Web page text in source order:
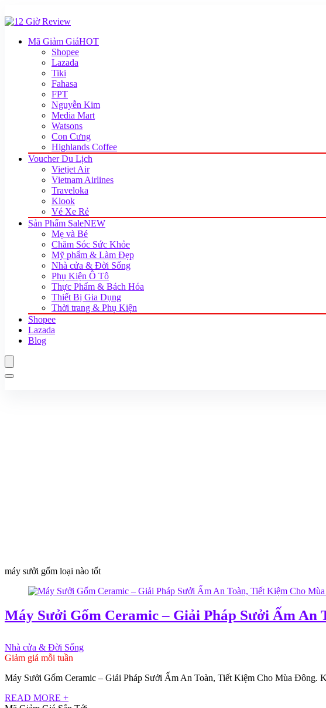
Mã Giảm GiáHOT
Shopee
Lazada
Tiki
Fahasa
FPT
Nguyễn Kim
Media Mart
Watsons
Con Cưng
Highlands Coffee
Voucher Du Lịch
Vietjet Air
Vietnam Airlines
Traveloka
Klook
Vé Xe Rẻ
Sản Phẩm SaleNEW
Mẹ và Bé
Chăm Sóc Sức Khỏe
Mỹ phẩm & Làm Đẹp
Nhà cửa & Đời Sống
Phụ Kiện Ô Tô
Thực Phẩm & Bách Hóa
Thiết Bị Gia Dụng
Thời trang & Phụ Kiện
Shopee
Lazada
Blog
máy sưởi gốm loại nào tốt
Máy Sưởi Gốm Ceramic – Giải Pháp Sưởi Ấm An
Nhà cửa & Đời Sống
Giảm giá mỗi tuần
Máy Sưởi Gốm Ceramic – Giải Pháp Sưởi Ấm An Toàn, Tiết Kiệm Cho Mùa Đông.
READ MORE +